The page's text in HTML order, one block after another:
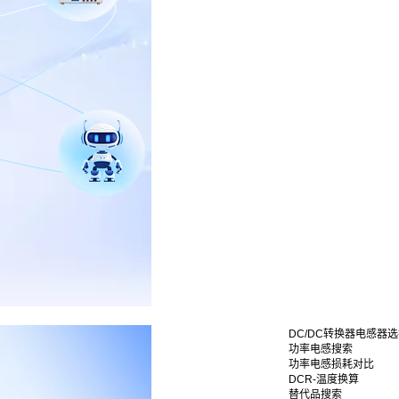
DC/DC转换器电感器
功率电感搜索
功率电感损耗对比
DCR-温度换算
替代品搜索